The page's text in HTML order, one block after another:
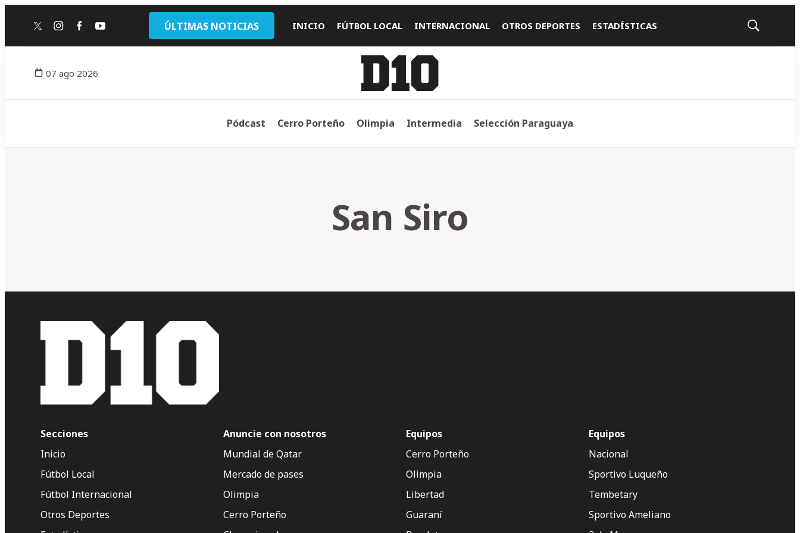
twitterinstagram
facebook
youtube ÚLTIMAS NOTICIAS INICIO FÚTBOL LOCAL INTERNACIONAL OTROS DEPORTES ESTADÍSTICAS
Mostrar
07 ago 2026
Pódcast Cerro Porteño Olimpia Intermedia Selección Paraguaya
San Siro
Secciones
Inicio
Fútbol Local
Fútbol Internacional
Otros Deportes
Anuncie con nosotros
Mundial de Qatar
Mercado de pases
Olimpia
Cerro Porteño
Equipos
Cerro Porteño
Olimpia
Libertad
Guaraní
Equipos
Nacional
Sportivo Luqueño
Tembetary
Sportivo Ameliano